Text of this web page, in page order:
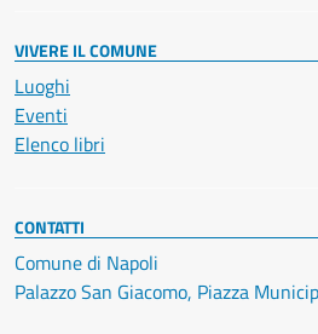
VIVERE IL COMUNE
Luoghi
Eventi
Elenco libri
CONTATTI
Comune di Napoli
Palazzo San Giacomo, Piazza